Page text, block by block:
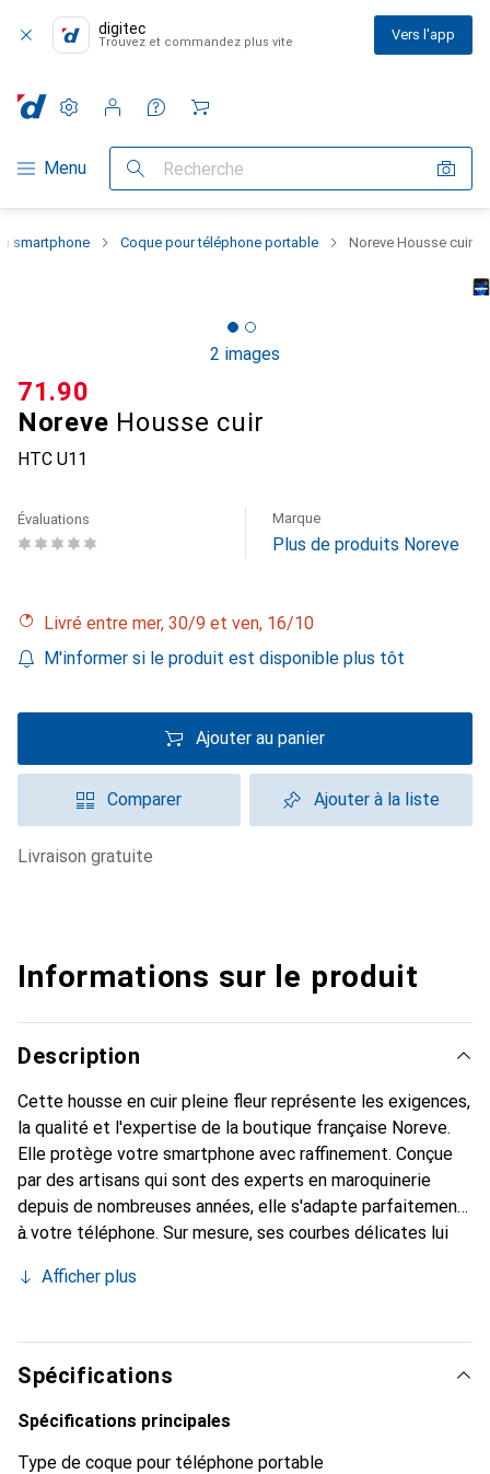
digitec
Trouvez et commandez plus vite Vers l'app
Navigation par catégorie
Menu Recherche
Paramètres
Compte client
Listes de comparaison
Listes d'envies
Panier
smartphone Coque pour téléphone portable Noreve Housse cuir
2 images
Noreve Housse cuir
HTC U11
CHF
71.90
Évaluations Marque
Plus de produits Noreve
Livré entre mer, 30/9 et ven, 16/10
M'informer si le produit est disponible plus tôt
Ajouter au panier
Comparer Ajouter à la liste
livraison gratuite
Informations sur le produit
Description
Cette housse en cuir pleine fleur représente les exigences,
la qualité et l'expertise de la boutique française Noreve.
Elle protège votre smartphone avec raffinement. Conçue
par des artisans qui sont des experts en maroquinerie
depuis de nombreuses années, elle s'adapte parfaitement
à votre téléphone. Sur mesure, ses courbes délicates lui
l'accessoire chic et indispensable de votre smartphone.
haute qualité, la marque Noreve est un choix sûr pour une
clientèle exigeante.
Afficher plus
Spécifications
Spécifications principales
Type de coque pour téléphone portable